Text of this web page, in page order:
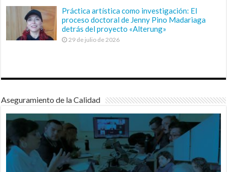
Práctica artística como investigación: El
proceso doctoral de Jenny Pino Madariaga
detrás del proyecto «Alterung»
29 de julio de 2026
Aseguramiento de la Calidad